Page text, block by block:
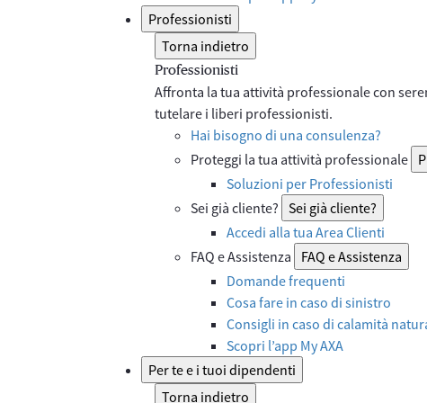
Professionisti
Torna indietro
Professionisti
Affronta la tua attività professionale con
tutelare i liberi professionisti.
Hai bisogno di una consulenza?
Proteggi la tua attività professionale
Soluzioni per Professionisti
Sei già cliente? Sei già cliente?
Accedi alla tua Area Clienti
FAQ e Assistenza
FAQ e Assistenza
Domande frequenti
Cosa fare in caso di sinistro
Consigli in caso di calamità
Scopri l’app My AXA
Per te e i tuoi dipendenti
Torna indietro